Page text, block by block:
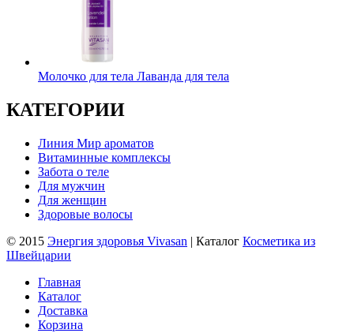
Молочко для тела Лаванда для тела
КАТЕГОРИИ
Линия Мир ароматов
Витаминные комплексы
Забота о теле
Для мужчин
Для женщин
Здоровые волосы
© 2015 Энергия здоровья Vivasan | Каталог Косметика из
Швейцарии
Главная
Каталог
Доставка
Корзина